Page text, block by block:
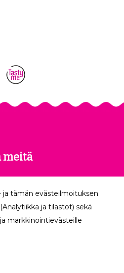
meitä
tämän evästeilmoituksen
ja tilastot) sekä
markkinointievästeille